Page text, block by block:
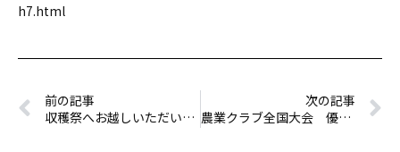
h7.html
前の記事
収穫祭へお越しいただいたお客様への御礼とお詫び
次の記事
農業クラブ全国大会 優秀賞受賞！